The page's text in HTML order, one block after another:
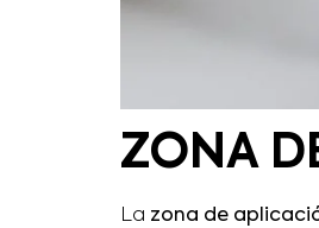
ZONA
La zona de